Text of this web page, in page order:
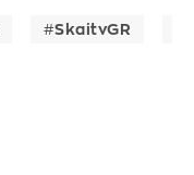
SkaitvGR